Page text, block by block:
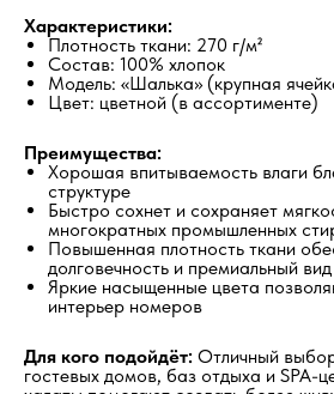
Характеристики:
Плотность ткани: 270 г/м²
Состав: 100% хлопок
Модель: «Шалька» (крупная
Цвет: цветной (в ассортименте)
Преимущества:
Хорошая впитываемость влаги
структуре
Быстро сохнет и сохраняет
многократных промышленных
Повышенная плотность ткани
долговечность и премиальный вид
Яркие насыщенные цвета
интерьер номеров
Для кого подойдёт: Отличный
гостевых домов, баз отдыха и SPA-